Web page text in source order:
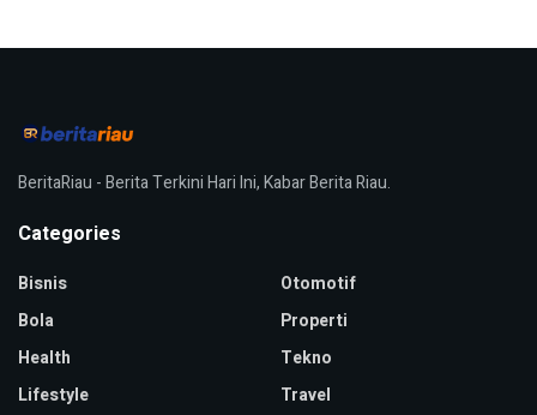
BeritaRiau - Berita Terkini Hari Ini, Kabar Berita Riau.
Categories
Bisnis
Bola
Health
Lifestyle
Otomotif
Properti
Tekno
Travel